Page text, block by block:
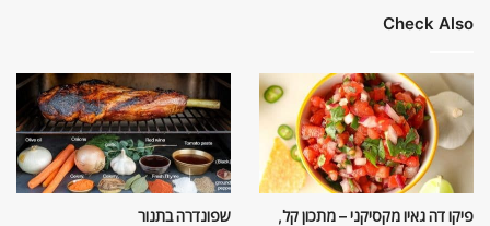
Check Also
פיקו דה גאיו מקסיקני – מתכון קל,
שפונדרה בתנור